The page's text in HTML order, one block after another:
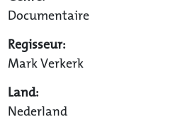
Documentaire
Regisseur:
Mark Verkerk
Land:
Nederland